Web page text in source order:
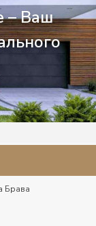
– Ваш
Брава